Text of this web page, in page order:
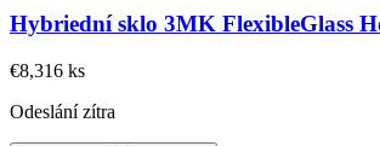
Hybriední sklo 3MK FlexibleGlass
€8,316 ks
Odeslání zítra